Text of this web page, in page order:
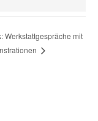
Werkstattgespräche mit